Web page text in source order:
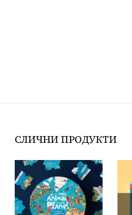
СЛИЧНИ ПРОДУКТИ